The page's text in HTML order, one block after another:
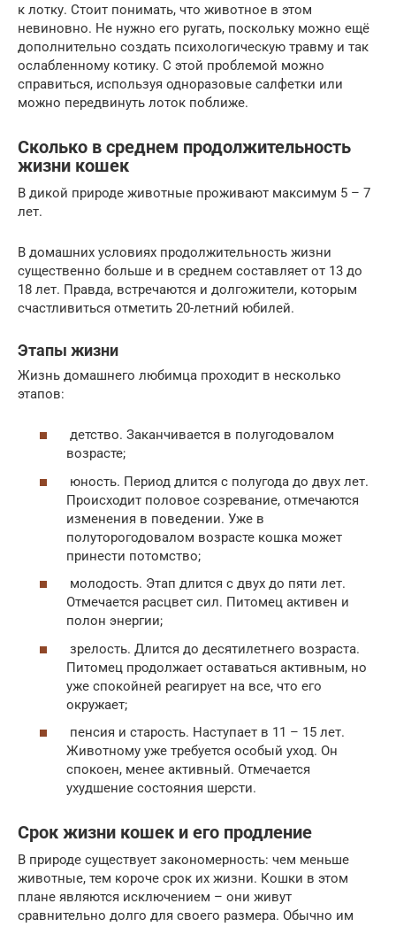
к лотку. Стоит понимать, что животное в этом
невиновно. Не нужно его ругать, поскольку можно ещё
дополнительно создать психологическую травму и так
ослабленному котику. С этой проблемой можно
справиться, используя одноразовые салфетки или
можно передвинуть лоток поближе.
Сколько в среднем продолжительность
жизни кошек
В дикой природе животные проживают максимум 5 – 7
лет.
В домашних условиях продолжительность жизни
существенно больше и в среднем составляет от 13 до
18 лет. Правда, встречаются и долгожители, которым
счастливиться отметить 20-летний юбилей.
Этапы жизни
Жизнь домашнего любимца проходит в несколько
этапов:
детство. Заканчивается в полугодовалом
возрасте;
юность. Период длится с полугода до двух лет.
Происходит половое созревание, отмечаются
изменения в поведении. Уже в
полуторогодовалом возрасте кошка может
принести потомство;
молодость. Этап длится с двух до пяти лет.
Отмечается расцвет сил. Питомец активен и
полон энергии;
зрелость. Длится до десятилетнего возраста.
Питомец продолжает оставаться активным, но
уже спокойней реагирует на все, что его
окружает;
пенсия и старость. Наступает в 11 – 15 лет.
Животному уже требуется особый уход. Он
спокоен, менее активный. Отмечается
ухудшение состояния шерсти.
Срок жизни кошек и его продление
В природе существует закономерность: чем меньше
животные, тем короче срок их жизни. Кошки в этом
плане являются исключением – они живут
сравнительно долго для своего размера. Обычно им